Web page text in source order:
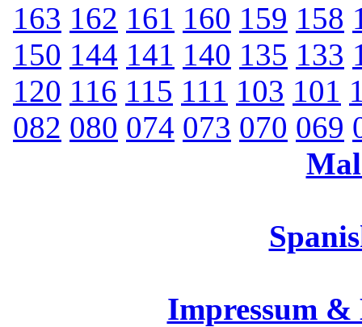
163 162 161 160 159 158
150 144 141 140 135 133
120 116 115 111 103 101
082 080 074 073 070 069
Impressum